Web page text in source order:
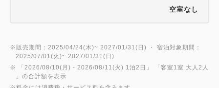
・ご予約はインターネット予約のみとなります。お電
す。 <キャンセル規定 14日前より20% 当日80% 不
泊100% >
・チェックイン時ご本人様確認をさせていただきま
空室なし
※販売期間：2025/04/24(木)~ 2027/01/31(日) ・ 宿泊対象期間：
2025/07/01(火)~ 2027/01/31(日)
※ 「 2026/08/10(月) - 2026/08/11(火) 1泊2日 」 「客室1室 大人2人
」の合計額を表示